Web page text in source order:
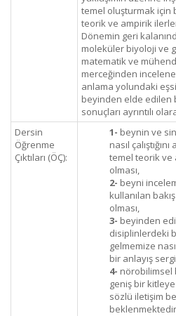
temel oluşturmak için
teorik ve ampirik
Dönemin geri
moleküler biyoloji ve
matematik ve
merceğinden
anlama yolundaki
beyinden elde edilen
sonuçları ayrıntılı
Dersin
Öğrenme
Çıktıları (ÖÇ):
1- beynin ve
nasıl
temel teorik ve
olması,
2- beyni
kullanılan
olması,
3- beyinden
disiplinlerdeki
gelmemize
bir anlayış
4- nörobilimsel
geniş bir
sözlü iletişim